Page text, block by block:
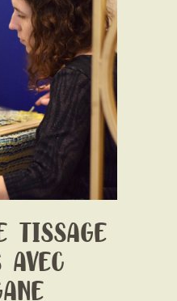
1970
selon les ateliers-
lien de réservation
ateliers
TISSAGE
AVEC